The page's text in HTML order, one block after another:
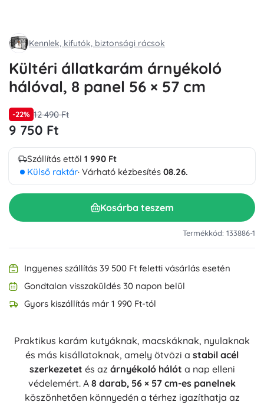
Kennlek, kifutók, biztonsági rácsok
Kültéri állatkarám árnyékoló
hálóval, 8 panel 56 × 57 cm
-22% 12 490 Ft
9 750 Ft
Szállítás ettől 1 990 Ft
Külső raktár· Várható kézbesítés 08.26.
Kosárba teszem
Termékkód: 133886-1
Ingyenes szállítás 39 500 Ft feletti vásárlás esetén
Gondtalan visszaküldés 30 napon belül
Gyors kiszállítás már 1 990 Ft-tól
Praktikus karám kutyáknak, macskáknak, nyulaknak
és más kisállatoknak, amely ötvözi a stabil acél
szerkezetet és az árnyékoló hálót a nap elleni
védelemért. A 8 darab, 56 × 57 cm-es panelnek
köszönhetően könnyedén a térhez igazíthatja az